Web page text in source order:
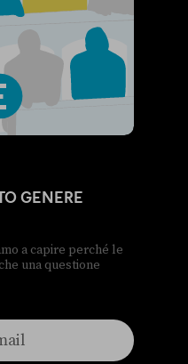
GENERE
a capire perché le
una questione